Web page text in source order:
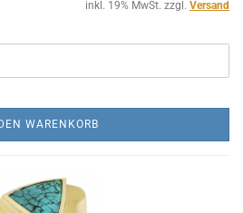
inkl. 19% MwSt. zzgl. Versand
WARENKORB